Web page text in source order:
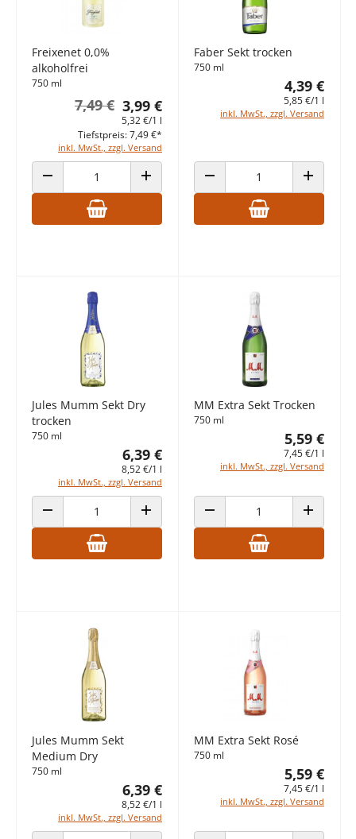
Freixenet 0,0%
alkoholfrei
750 ml
3,99 €
7,49 €
5,32 €/1 l
inkl. MwSt., zzgl. Versand
Tiefstpreis: 7,49 €*
ANZAHL VERRINGERN ANZAHL ERHÖHEN
Faber Sekt trocken
750 ml
4,39 €
5,85 €/1 l
inkl. MwSt., zzgl. Versand
ANZAHL VERRINGERN ANZAHL
Jules Mumm Sekt Dry
trocken
750 ml
6,39 €
8,52 €/1 l
inkl. MwSt., zzgl. Versand
ANZAHL VERRINGERN ANZAHL ERHÖHEN
MM Extra Sekt Trocken
750 ml
5,59 €
7,45 €/1 l
inkl. MwSt., zzgl. Versand
ANZAHL VERRINGERN ANZAHL
Jules Mumm Sekt
Medium Dry
750 ml
6,39 €
8,52 €/1 l
inkl. MwSt., zzgl. Versand
MM Extra Sekt Rosé
750 ml
5,59 €
7,45 €/1 l
inkl. MwSt., zzgl. Versand